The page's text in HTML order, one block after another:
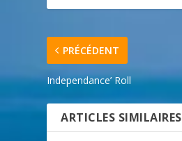
PRÉCÉDENT
Independance’ Roll
ARTICLES SIMILAIRES